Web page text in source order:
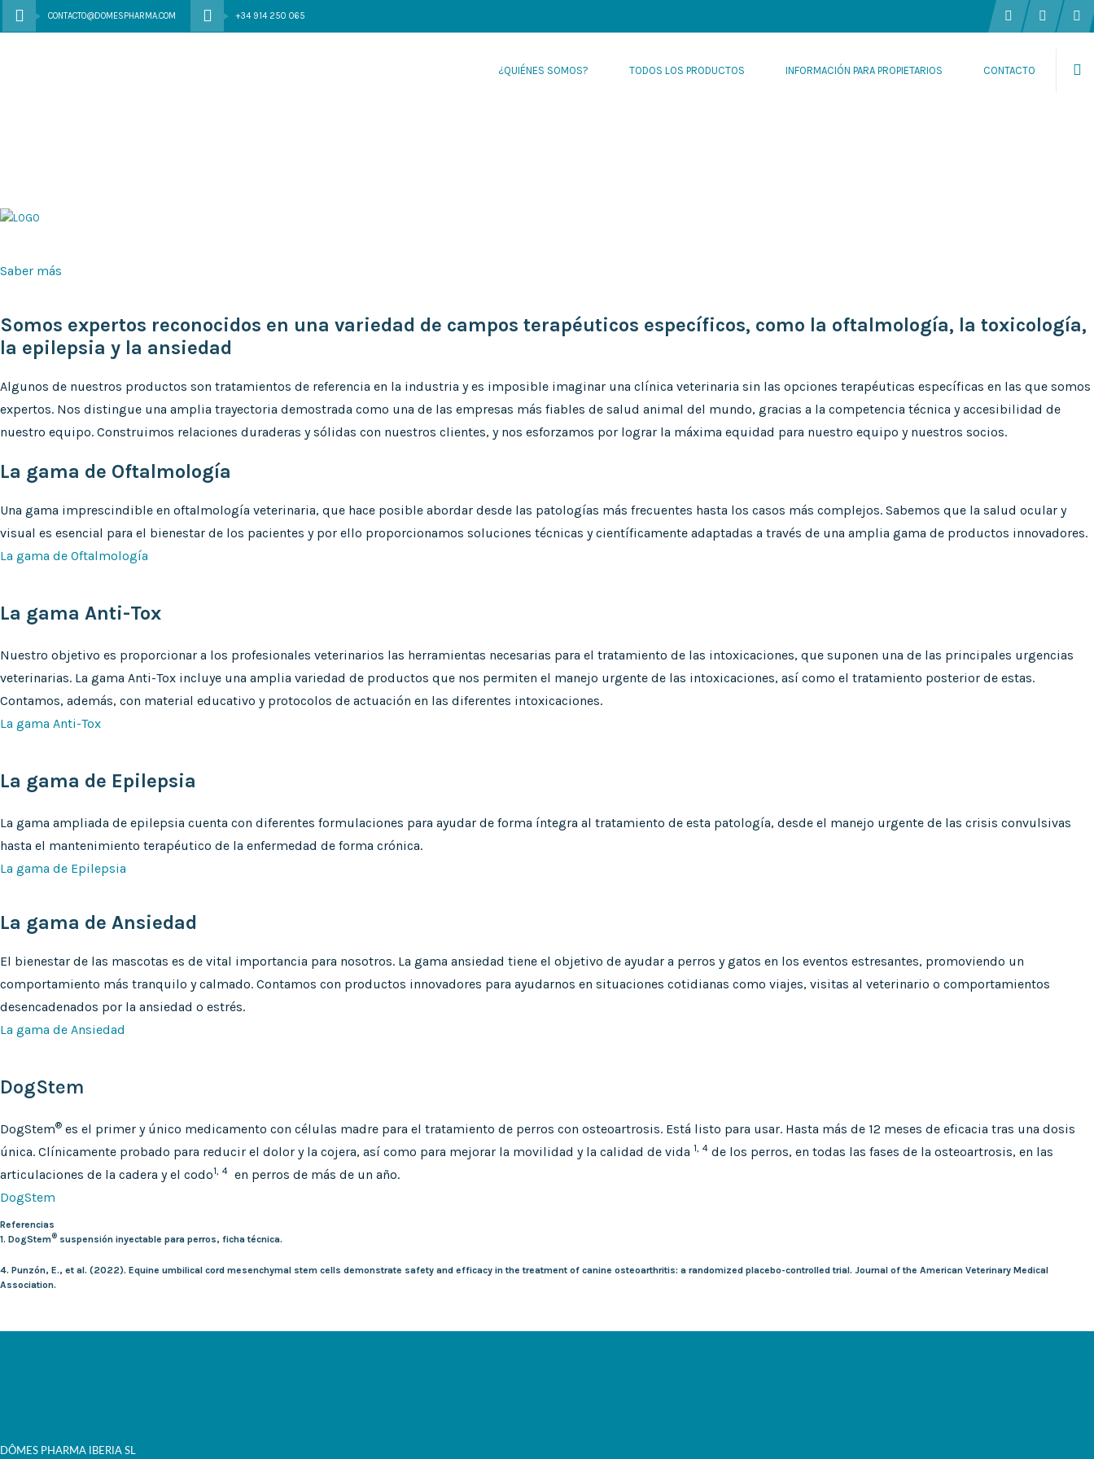
CONTACTO@DOMESPHARMA.COM +34 914 250 065
¿QUIÉNES SOMOS? TODOS LOS PRODUCTOS INFORMACIÓN PARA PROPIETARIOS CONTACTO
Saber más
Somos expertos reconocidos en una variedad de campos terapéuticos específicos, como la oftalmología, la toxicología,
la epilepsia y la ansiedad
Algunos de nuestros productos son tratamientos de referencia en la industria y es imposible imaginar una clínica veterinaria sin las opciones terapéuticas específicas en las que somos
expertos. Nos distingue una amplia trayectoria demostrada como una de las empresas más fiables de salud animal del mundo, gracias a la competencia técnica y accesibilidad de
nuestro equipo. Construimos relaciones duraderas y sólidas con nuestros clientes, y nos esforzamos por lograr la máxima equidad para nuestro equipo y nuestros socios.
La gama de Oftalmología
Una gama imprescindible en oftalmología veterinaria, que hace posible abordar desde las patologías más frecuentes hasta los casos más complejos. Sabemos que la salud ocular y
visual es esencial para el bienestar de los pacientes y por ello proporcionamos soluciones técnicas y científicamente adaptadas a través de una amplia gama de productos innovadores.
La gama de Oftalmología
La gama Anti-Tox
Nuestro objetivo es proporcionar a los profesionales veterinarios las herramientas necesarias para el tratamiento de las intoxicaciones, que suponen una de las principales urgencias
veterinarias. La gama Anti-Tox incluye una amplia variedad de productos que nos permiten el manejo urgente de las intoxicaciones, así como el tratamiento posterior de estas.
Contamos, además, con material educativo y protocolos de actuación en las diferentes intoxicaciones.
La gama Anti-Tox
La gama de Epilepsia
La gama ampliada de epilepsia cuenta con diferentes formulaciones para ayudar de forma íntegra al tratamiento de esta patología, desde el manejo urgente de las crisis convulsivas
hasta el mantenimiento terapéutico de la enfermedad de forma crónica.
La gama de Epilepsia
La gama de Ansiedad
El bienestar de las mascotas es de vital importancia para nosotros. La gama ansiedad tiene el objetivo de ayudar a perros y gatos en los eventos estresantes, promoviendo un
comportamiento más tranquilo y calmado. Contamos con productos innovadores para ayudarnos en situaciones cotidianas como viajes, visitas al veterinario o comportamientos
desencadenados por la ansiedad o estrés.
La gama de Ansiedad
DogStem
DogStem® es el primer y único medicamento con células madre para el tratamiento de perros con osteoartrosis. Está listo para usar. Hasta más de 12 meses de eficacia tras una dosis
única. Clínicamente probado para reducir el dolor y la cojera, así como para mejorar la movilidad y la calidad de vida 1, 4 de los perros, en todas las fases de la osteoartrosis, en las
articulaciones de la cadera y el codo1, 4 en perros de más de un año.
DogStem
Referencias
1. DogStem® suspensión inyectable para perros, ficha técnica.
4. Punzón, E., et al. (2022). Equine umbilical cord mesenchymal stem cells demonstrate safety and efficacy in the treatment of canine osteoarthritis: a randomized placebo-controlled trial. Journal of the American Veterinary Medical
Association.
DÔMES PHARMA IBERIA SL